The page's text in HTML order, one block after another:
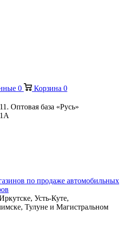
0 Корзина 0
Оптовая база «Русь»
Усть-Куте,
Тулуне и Магистральном